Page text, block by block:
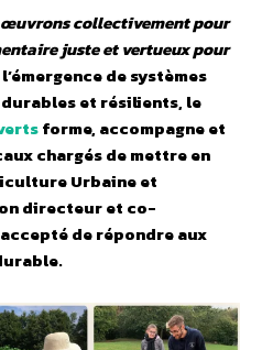
œuvrons collectivement pour
juste et vertueux pour
de systèmes
et résilients, le
forme, accompagne et
chargés de mettre en
Urbaine et
directeur et co-
de répondre aux